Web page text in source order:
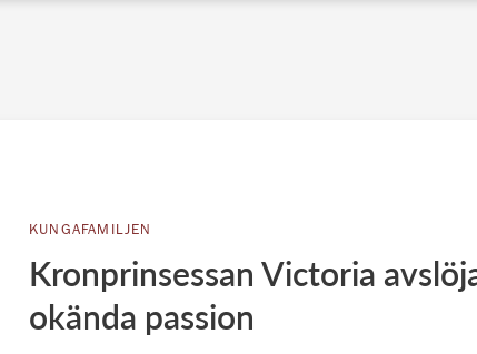
KUNGAFAMILJEN
Kronprinsessan Victoria
okända passion